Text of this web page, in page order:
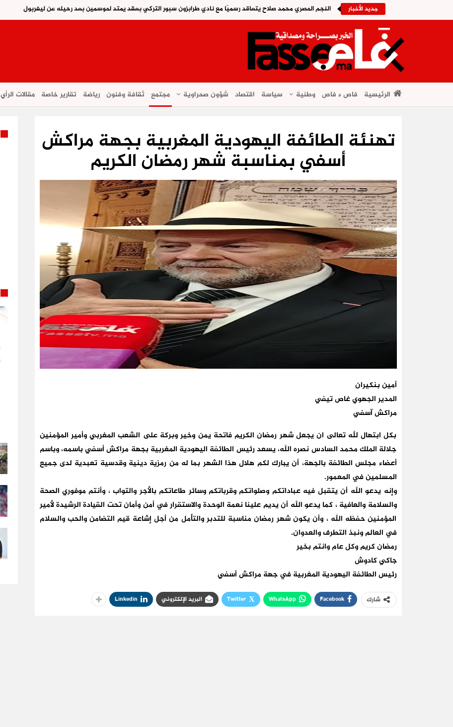
جديد الأخبار النجم المصري محمد صلاح يتعاقد رسميًا مع نادي طرابزون سبور التركي بعقد يمتد لموسمين بعد رحيله عن ليفربول
الرئيسية فاص ء فاص وطنية سياسة اقتصاد شؤون صحراوية مجتمع ثقافة وفنون رياضة تقارير خاصة مقالات الرأي
تهنئة الطائفة اليهودية المغربية بجهة مراكش
أسفي بمناسبة شهر رمضان الكريم
أمين بنكيران
المدير الجهوي غاص تيفي
مراكش آسفي
بكل ابتهال لله تعالى ان يجعل شهر رمضان الكريم فاتحة يمن وخير وبركة على الشعب المغربي وأمير المؤمنين
جلالة الملك محمد السادس نصره الله، يسعد رئيس الطائفة اليهودية المغربية بجهة مراكش أسفي باسمه، وباسم
أعضاء مجلس الطائفة بالجهة، أن يبارك لكم هلال هذا الشهر بما له من رمزية دينية وقدسية تعبدية لدى جميع
المسلمين في المعمور.
وإنه يدعو الله أن يتقبل فيه عباداتكم وصلواتكم وقرباتكم وسائر طاعاتكم بالأجر والتواب ، وأنتم موفوري الصحة
والسلامة والعافية ، كما يدعو الله أن يديم علينا نعمة الوحدة والاستقرار في أمن وأمان تحت القيادة الرشيدة لأمير
المؤمنين حفظه الله ، وأن يكون شهر رمضان مناسبة للتدبر والتأمل من أجل إشاعة قيم التضامن والحب والسلام
في العالم ونبذ التطرف والعدوان.
رمضان كريم وكل عام وانتم بخير
جاكي كادوش
رئيس الطائفة اليهودية المغربية في جهة مراكش أسفي
شارك Facebook
WhatsApp
Twitter البريد الإلكتروني Linkedin